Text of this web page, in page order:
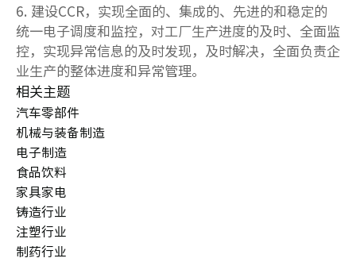
6. 建设CCR，实现全面的、集成的、先进的和稳定的
统一电子调度和监控，对工厂生产进度的及时、全面监
控，实现异常信息的及时发现，及时解决，全面负责企
业生产的整体进度和异常管理。
相关主题
汽车零部件
机械与装备制造
电子制造
食品饮料
家具家电
铸造行业
注塑行业
制药行业